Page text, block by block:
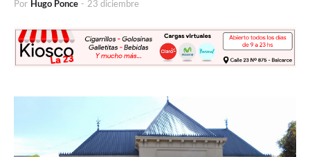
Por Hugo Ponce - 23 diciembre